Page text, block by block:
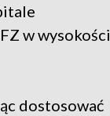
w wysokości
dostosować